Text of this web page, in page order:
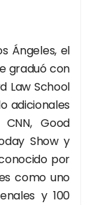
Ángeles, el
graduó con
Law School
adicionales
Good
Show y
por
como uno
y 100